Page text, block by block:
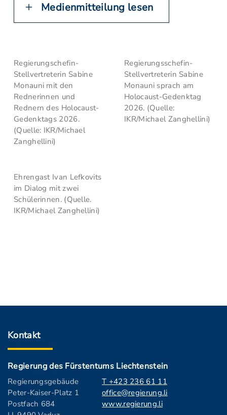
Medienmitteilung lesen
Regierungschefin-
Stellvertreterin Sabine
Monauni mit den
Rednerinnen und
Rednern des Holocaust-
Gedenktags 2026.
(Quelle: IKR/Michael
Zanghellini)
Regierungsschefin-
Stellvertreterin Sabine
Monauni sprach am
Holocaust-Gedenktag
2026. (Quelle:
IKR/Michael Zanghellini)
Ehrengast Ivan Lefkovits
im Dialog mit zwei
Schülerinnen. (Quelle.
IKR/Michael Zanghellini)
Kontakt
Regierung des Fürstentums Liechtenstein
Regierungsgebäude
Peter-Kaiser-Platz 1
Postfach 684
T +423 236 61 11
office@regierung.li
www.regierung.li